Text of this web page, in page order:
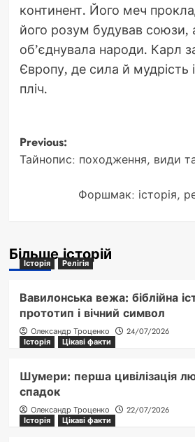
континент. Його меч
його розум будував союзи,
об’єднувала народи. Карл
Європу, де сила й мудрість
пліч.
Post
navigation
Previous:
Тайнопис: походження, види
Форшмак: історія,
Більше історій
Історія Релігія
Вавилонська вежа: біблійна
прототип і вічний символ
Олександр Троценко
24/07/2026
Історія
Цікаві факти
Шумери: перша цивілізація
спадок
Олександр Троценко
22/07/2026
Історія
Цікаві факти